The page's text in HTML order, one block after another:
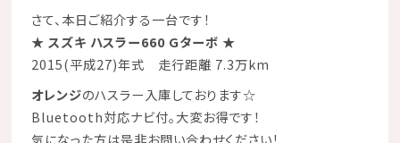
さて、本日ご紹介する一台です！
★ スズキ ハスラー660 Gターボ ★
2015(平成27)年式 走行距離 7.3万km
オレンジのハスラー入庫しております☆
Bluetooth対応ナビ付。大変お得です！
気になった方は是非お問い合わせください！